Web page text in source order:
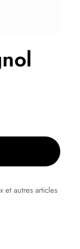
et autres articles